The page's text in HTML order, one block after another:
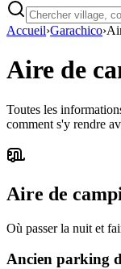
Accueil›Garachico›
Aire de
Toutes les
comment s'y rendre
Aire de
Où passer la nuit et
Ancien parking